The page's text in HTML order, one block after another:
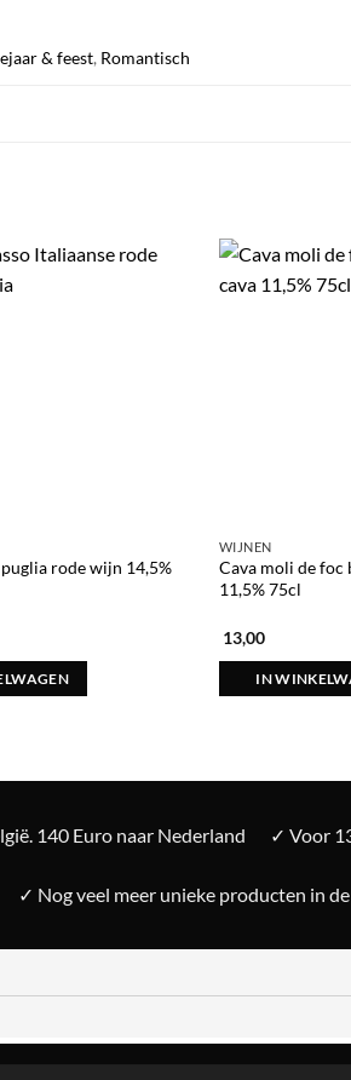
& feest, Romantisch
rode wijn 14,5%
WIJNEN
Cava moli de foc
11,5% 75cl
13,00
IN
140 Euro naar Nederland ✓ Voor
✓ Nog veel meer unieke producten in